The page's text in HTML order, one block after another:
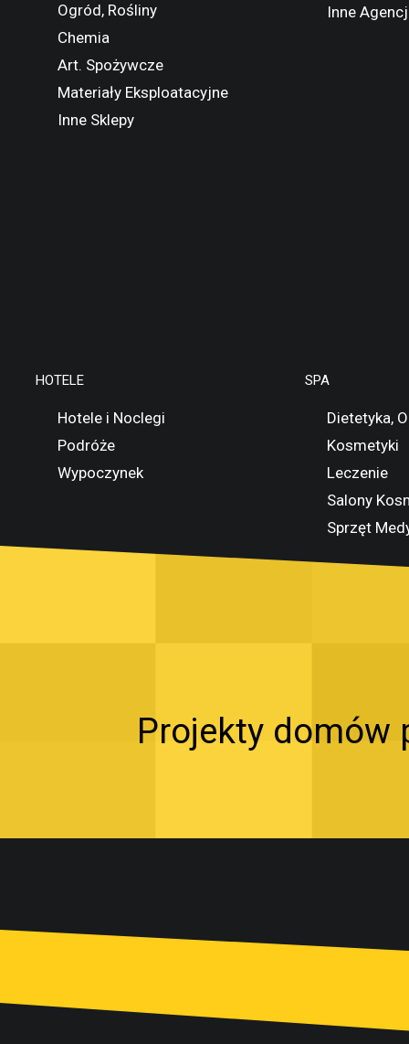
Ogród, Rośliny
Chemia
Art. Spożywcze
Materiały Eksploatacyjne
Inne Sklepy
Inne
HOTELE
Hotele i Noclegi
Podróże
Wypoczynek
SPA
Dietetyka,
Kosmetyki
Leczenie
Salony
Sprzęt
Projekty domów